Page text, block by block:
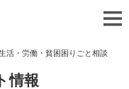
活・労働・貧困困りごと相談
情報